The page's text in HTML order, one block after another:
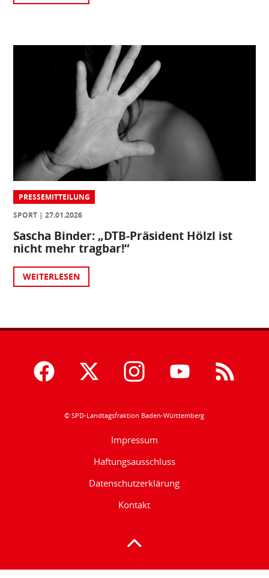
PRESSEMITTEILUNG
SPORT
27.01.2026
Sascha Binder: „DTB-Präsident Hölzl ist
nicht mehr tragbar!“
WEITERLESEN
© SPD-Landtagsfraktion Baden-Württemberg
Impressum
Haftungsausschluss
Datenschutzerklärung
Kontakt